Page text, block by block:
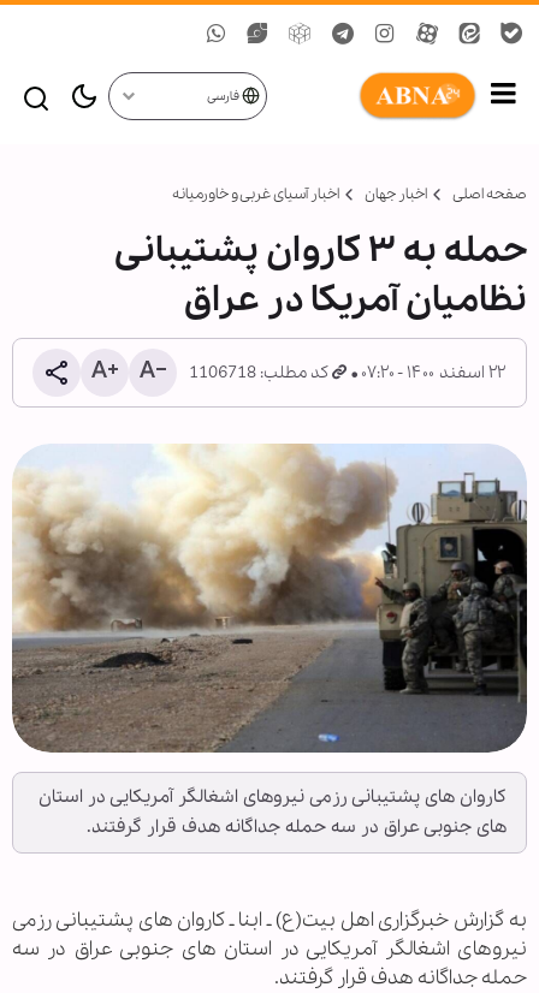
فارسی
صفحه اصلی اخبار جهان اخبار آسیای غربی و خاورمیانه
حمله به ۳ کاروان پشتیبانی
نظامیان آمریکا در عراق
۲۲ اسفند ۱۴۰۰ - ۰۷:۲۰ کد مطلب: 1106718
کاروان های پشتیبانی رزمی نیروهای اشغالگر آمریکایی در استان
های جنوبی عراق در سه حمله جداگانه هدف قرار گرفتند.
به گزارش خبرگزاری اهل بیت(ع) ـ ابنا ـ کاروان های پشتیبانی رزمی
نیروهای اشغالگر آمریکایی در استان های جنوبی عراق در سه
حمله جداگانه هدف قرار گرفتند.